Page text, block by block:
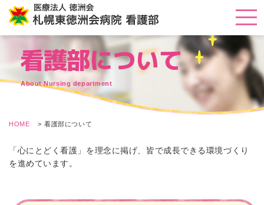
看護部について
About Nursing department
HOME 看護部について
「心にとどく看護」を理念に掲げ、皆で成長できる環境づくり
を進めています。